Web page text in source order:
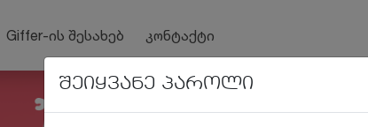
Giffer-ის შესახებ კონტაქტი
შეიყვანე პაროლი